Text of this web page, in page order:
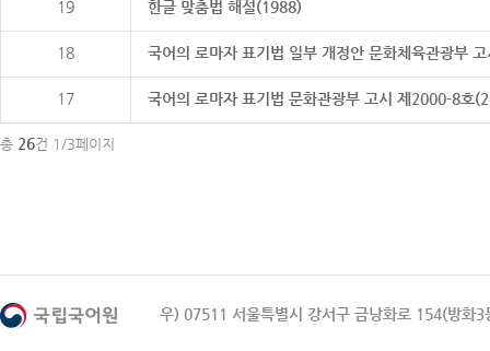
19 한글 맞춤법 해설(1988)
18 국어의 로마자 표기법 일부 개정안 문화체육관광부
17 국어의 로마자 표기법 문화관광부 고시 제2000-8호
총 26건 1/3페이지
우) 07511 서울특별시 강서구 금낭화로 154(방화3